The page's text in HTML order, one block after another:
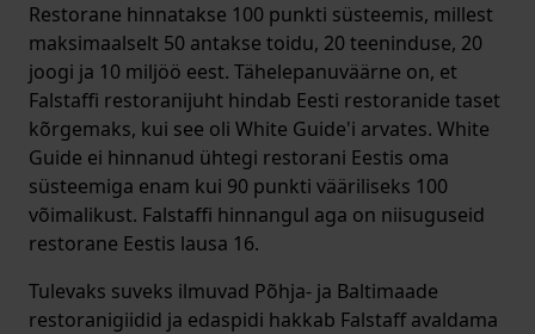
Restorane hinnatakse 100 punkti süsteemis, millest
maksimaalselt 50 antakse toidu, 20 teeninduse, 20
joogi ja 10 miljöö eest. Tähelepanuväärne on, et
Falstaffi restoranijuht hindab Eesti restoranide taset
kõrgemaks, kui see oli White Guide'i arvates. White
Guide ei hinnanud ühtegi restorani Eestis oma
süsteemiga enam kui 90 punkti vääriliseks 100
võimalikust. Falstaffi hinnangul aga on niisuguseid
restorane Eestis lausa 16.
Tulevaks suveks ilmuvad Põhja- ja Baltimaade
restoranigiidid ja edaspidi hakkab Falstaff avaldama